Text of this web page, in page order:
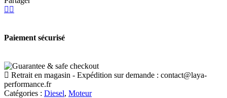
Paiement sécurisé
Retrait en magasin - Expédition sur demande : contact@laya-
performance.fr
Catégories : Diesel, Moteur